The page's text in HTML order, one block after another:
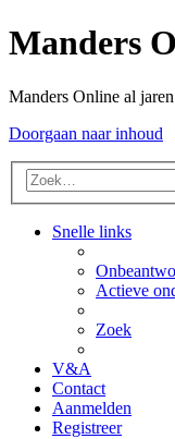
Manders
Manders Online al
Doorgaan naar inhoud
Snelle links
Actieve
Zoek
V&A
Contact
Aanmelden
Registreer